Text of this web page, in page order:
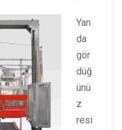
Yan
da
gör
düğ
ünü
z
resi